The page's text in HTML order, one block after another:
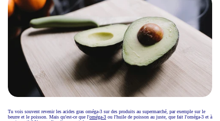
Tu vois souvent revenir les acides gras oméga-3 sur des produits au supermarché, par exemple sur le
beurre et le poisson. Mais qu'est-ce que l'oméga-3 ou l'huile de poisson au juste, que fait l'oméga-3 et à